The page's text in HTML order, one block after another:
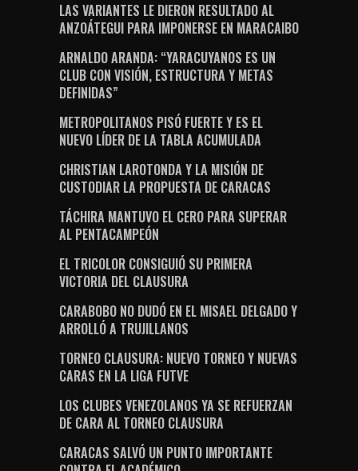
LAS VARIANTES LE DIERON RESULTADO AL
ANZOÁTEGUI PARA IMPONERSE EN MARACAIBO
ARNALDO ARANDA: “YARACUYANOS ES UN
CLUB CON VISIÓN, ESTRUCTURA Y METAS
DEFINIDAS”
METROPOLITANOS PISÓ FUERTE Y ES EL
NUEVO LÍDER DE LA TABLA ACUMULADA
CHRISTIAN LAROTONDA Y LA MISIÓN DE
CUSTODIAR LA PROPUESTA DE CARACAS
TÁCHIRA MANTUVO EL CERO PARA SUPERAR
AL PENTACAMPEÓN
EL TRICOLOR CONSIGUIÓ SU PRIMERA
VICTORIA DEL CLAUSURA
CARABOBO NO DUDÓ EN EL MISAEL DELGADO Y
ARROLLÓ A TRUJILLANOS
TORNEO CLAUSURA: NUEVO TORNEO Y NUEVAS
CARAS EN LA LIGA FUTVE
LOS CLUBES VENEZOLANOS YA SE REFUERZAN
DE CARA AL TORNEO CLAUSURA
CARACAS SALVÓ UN PUNTO IMPORTANTE